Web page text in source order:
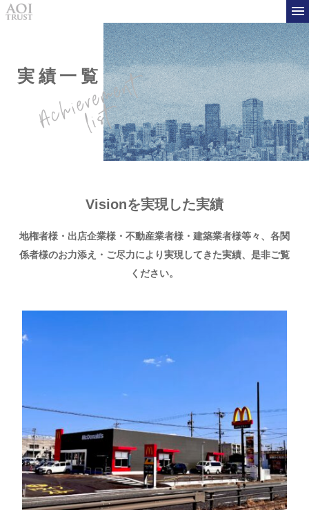
実績一覧
Visionを実現した実績
地権者様・出店企業様・不動産業者様・建築業者様等々、 各関
係者様のお力添え・ご尽力により実現してきた実績、是非ご覧
ください。